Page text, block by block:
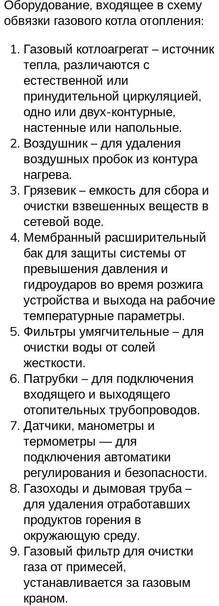
Оборудование, входящее в схему
обвязки газового котла отопления:
Газовый котлоагрегат – источник
тепла, различаются с
естественной или
принудительной циркуляцией,
одно или двух-контурные,
настенные или напольные.
Воздушник – для удаления
воздушных пробок из контура
нагрева.
Грязевик – емкость для сбора и
очистки взвешенных веществ в
сетевой воде.
Мембранный расширительный
бак для защиты системы от
превышения давления и
гидроударов во время розжига
устройства и выхода на рабочие
температурные параметры.
Фильтры умягчительные – для
очистки воды от солей
жесткости.
Патрубки – для подключения
входящего и выходящего
отопительных трубопроводов.
Датчики, манометры и
термометры — для
подключения автоматики
регулирования и безопасности.
Газоходы и дымовая труба –
для удаления отработавших
продуктов горения в
окружающую среду.
Газовый фильтр для очистки
газа от примесей,
устанавливается за газовым
краном.